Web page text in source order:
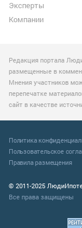
Эксперты
Компании
Редакция портала
размещенные в
Мнения участников
перепечатке
сайт в качестве
© 2011-2025
Все права защищены
Политика
Пользовательское
Правила размещения